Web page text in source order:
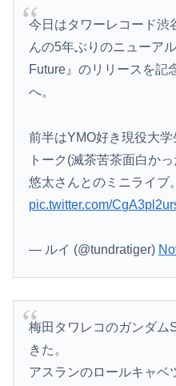
今日はタワーレコード渋
んの5年ぶりのニューア
Future』のリリースを記
へ。
前半はYMO好き現役大
トーク(滅茶苦茶面白か
悠太さんとのミニライブ。
pic.twitter.com/
— ルイ (@tundratiger)
梅田タワレコのガンダム
きた。
アスランのロールキャベ